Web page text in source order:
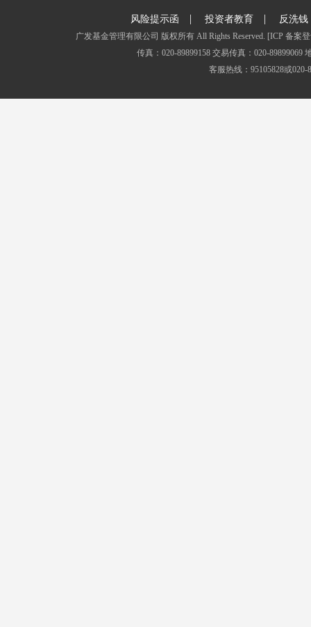
风险提示函 | 投资者教育 | 反洗钱
广发基金管理有限公司 版权所有 All Rights Reserved. [ICP 备案
传真：020-89899158 交易传真：020-
客服热线：95105828或020-